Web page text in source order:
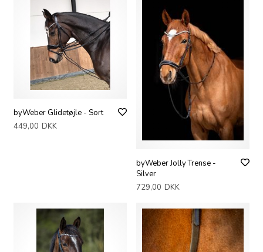
byWeber Glidetøjle - Sort
449,00 DKK
byWeber Jolly Trense -
Silver
729,00 DKK